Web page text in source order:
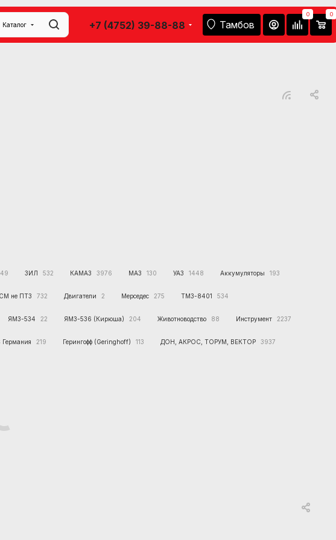
Каталог +7 (4752) 39-88-88 Тамбов
0 0
ЗИЛ 532 КАМАЗ 3976 МАЗ 130 УАЗ 1448 Аккумуляторы 193
не ПТЗ 732 Двигатели 2 Мерседес 275 ТМЗ-8401 534
ЯМЗ-534 22 ЯМЗ-536 (Кирюша) 204 Животноводство 88 Инструмент 2237
Германия 219 Герингофф (Geringhoff) 113 ДОН, АКРОС, ТОРУМ, ВЕКТОР 3937